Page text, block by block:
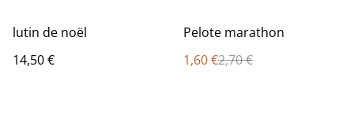
lutin de noël
14,50 €
%
Pelote marathon
1,60 €2,70 €